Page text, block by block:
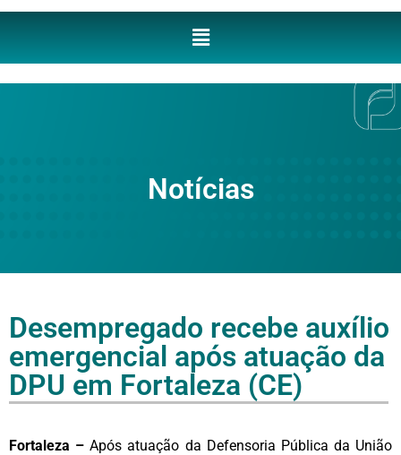
Notícias
Desempregado recebe auxílio
emergencial após atuação da
DPU em Fortaleza (CE)
Fortaleza – Após atuação da Defensoria Pública da União